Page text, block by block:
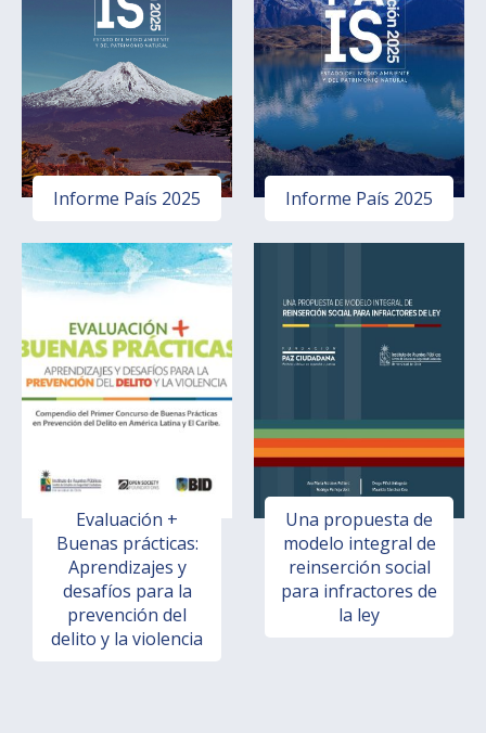
Informe País 2025 Informe País 2025
Evaluación +
Buenas prácticas:
Aprendizajes y
desafíos para la
prevención del
delito y la violencia
Una propuesta de
modelo integral de
reinserción social
para infractores de
la ley